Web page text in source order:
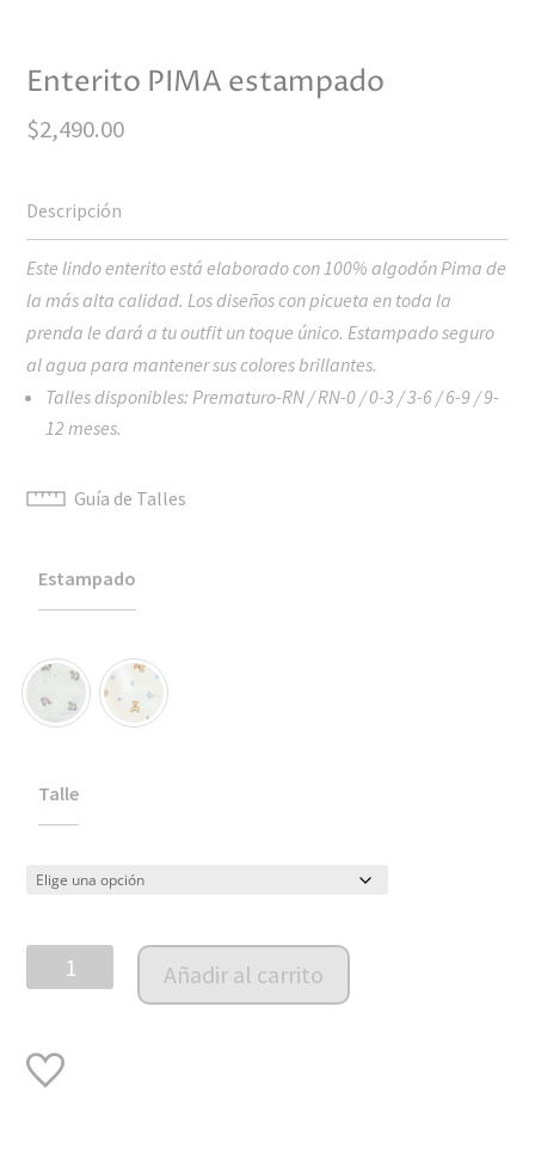
Enterito PIMA estampado
$2,490.00
Este lindo enterito está elaborado con 100% algodón Pima de
la más alta calidad. Los diseños con picueta en toda la
prenda le dará a tu outfit un toque único. Estampado seguro
al agua para mantener sus colores brillantes.
Talles disponibles: Prematuro-RN / RN-0 / 0-3 / 3-6 / 6-9 / 9-
12 meses.
Guía de Talles
Estampado
Talle
Enterito
PIMA
cantidad
Añadir al carrito